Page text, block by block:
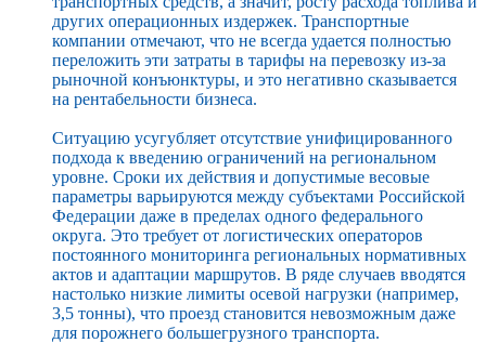
других операционных издержек. Транспортные
компании отмечают, что не всегда удается полностью
переложить эти затраты в тарифы на перевозку из-за
рыночной конъюнктуры, и это негативно сказывается
на рентабельности бизнеса.
Ситуацию усугубляет отсутствие унифицированного
подхода к введению ограничений на региональном
уровне. Сроки их действия и допустимые весовые
параметры варьируются между субъектами Российской
Федерации даже в пределах одного федерального
округа. Это требует от логистических операторов
постоянного мониторинга региональных нормативных
актов и адаптации маршрутов. В ряде случаев вводятся
настолько низкие лимиты осевой нагрузки (например,
3,5 тонны), что проезд становится невозможным даже
для порожнего большегрузного транспорта.